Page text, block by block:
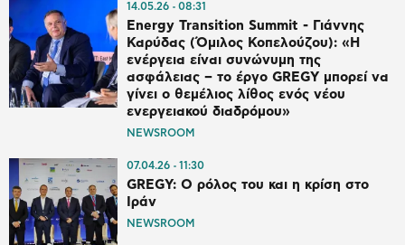
14.05.26 08:31
Energy Transition Summit - Γιάννης
Καρύδας (Όμιλος Κοπελούζου): «Η
ενέργεια είναι συνώνυμη της
ασφάλειας – το έργο GREGY μπορεί να
γίνει ο θεμέλιος λίθος ενός νέου
ενεργειακού διαδρόμου»
NEWSROOM
07.04.26 11:30
GREGY: O ρόλος του και η κρίση στο
Ιράν
NEWSROOM